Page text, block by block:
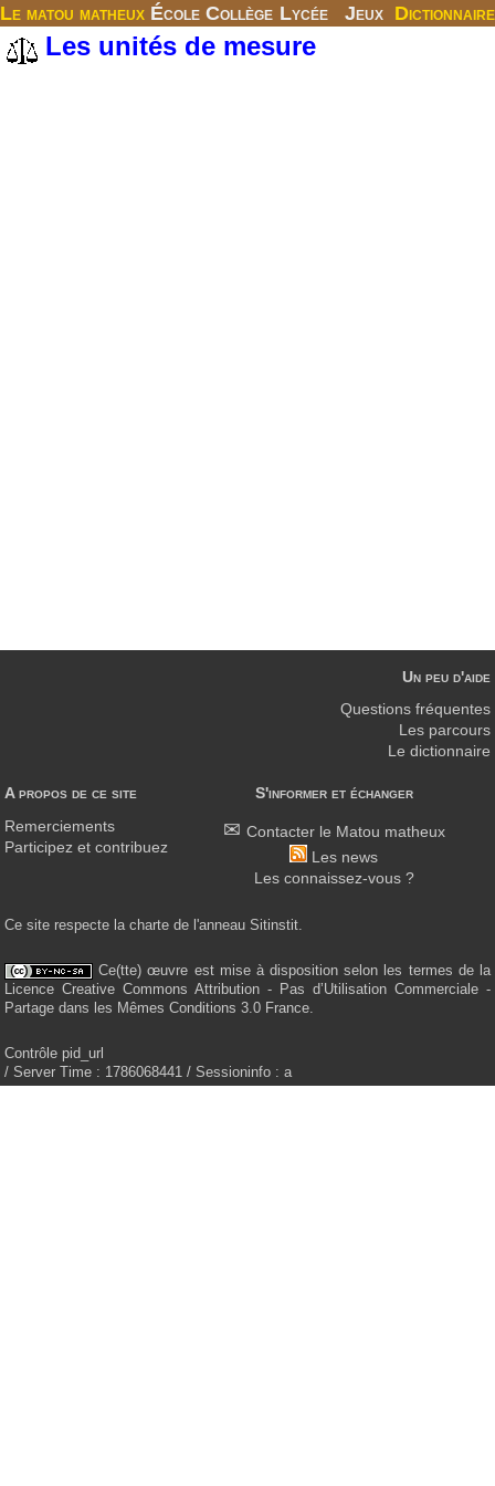
Le matou matheux École Collège Lycée Jeux Dictionnaire
Les unités de mesure
A propos de ce site
Remerciements
Participez et contribuez
S'informer et échanger
Contacter le Matou matheux
Les news
Les connaissez-vous ?
Un peu d'aide
Questions fréquentes
Les parcours
Le dictionnaire
Ce site respecte la charte de l'anneau Sitinstit.
Ce(tte) œuvre est mise à disposition selon les termes de la
Licence Creative Commons Attribution - Pas d’Utilisation Commerciale -
Partage dans les Mêmes Conditions 3.0 France.
Contrôle pid_url
/ Server Time : 1786068441 / Sessioninfo : a